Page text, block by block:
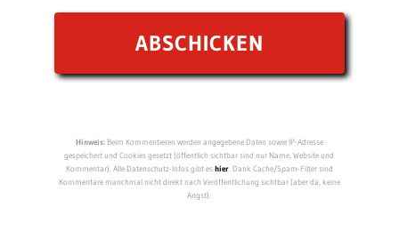
Hinweis:Beim Kommentieren werden angegebene Daten sowie IP-Adresse
gespeichert und Cookies gesetzt (öffentlich sichtbar sind nur Name, Website und
Kommentar). Alle Datenschutz-Infos gibt eshier. Dank Cache/Spam-Filter sind
Kommentare manchmal nicht direkt nach Veröffentlichung sichtbar (aber da, keine
Angst).